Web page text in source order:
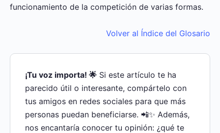
funcionamiento de la competición de varias formas.
Volver al Índice del Glosario
¡Tu voz importa! 🌟 Si este artículo te ha
parecido útil o interesante, compártelo con
tus amigos en redes sociales para que más
personas puedan beneficiarse. 📲✨ Además,
nos encantaría conocer tu opinión: ¿qué te